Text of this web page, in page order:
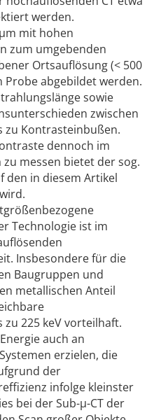
werden.
mit hohen
zum umgebenden
Ortsauflösung (< 500
abgebildet werden.
sowie
zwischen
zu Kontrasteinbußen.
dennoch im
zu messen bietet der sog.
den in diesem Artikel
Technologie ist im
Insbesondere für die
Baugruppen und
metallischen Anteil
225 keV vorteilhaft.
auch an
erzielen, die
der
infolge kleinster
bei der Sub-µ-CT der